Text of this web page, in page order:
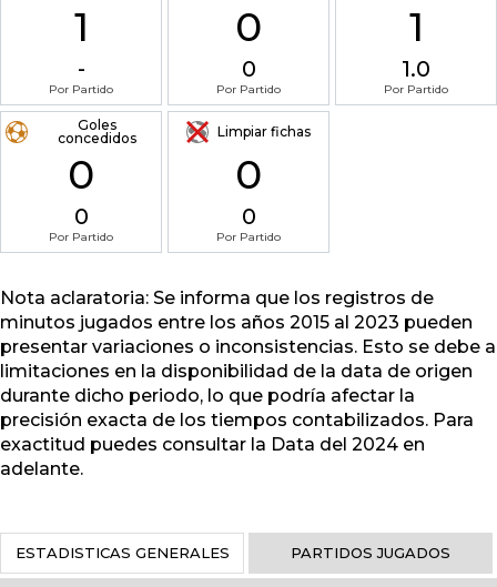
1
-
Por Partido
0
0
Por Partido
1
1.0
Por Partido
Goles
concedidos
0
0
Por Partido
Limpiar fichas
0
0
Por Partido
Nota aclaratoria: Se informa que los registros de
minutos jugados entre los años 2015 al 2023 pueden
presentar variaciones o inconsistencias. Esto se debe a
limitaciones en la disponibilidad de la data de origen
durante dicho periodo, lo que podría afectar la
precisión exacta de los tiempos contabilizados. Para
exactitud puedes consultar la Data del 2024 en
adelante.
ESTADISTICAS GENERALES PARTIDOS JUGADOS